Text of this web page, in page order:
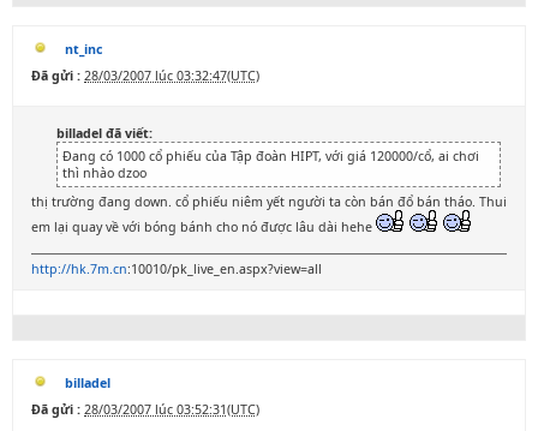
nt_inc
Đã gửi : 28/03/2007 lúc 03:32:47(UTC)
billadel đã viết:
Đang có 1000 cổ phiếu của Tập đoàn HIPT, với giá 120000/cổ, ai chơi
thì nhào dzoo
thị trường đang down. cổ phiếu niêm yết người ta còn bán đổ bán tháo. Thui
em lại quay về với bóng bánh cho nó được lâu dài hehe
http://hk.7m.cn:10010/pk_live_en.aspx?view=all
billadel
Đã gửi : 28/03/2007 lúc 03:52:31(UTC)